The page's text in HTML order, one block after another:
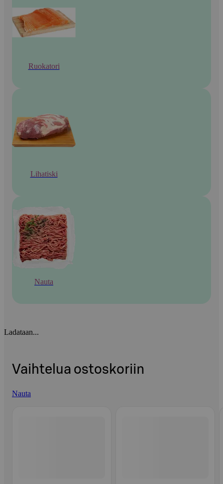
Ruokatori
Lihatiski
Nauta
Ladataan...
Vaihtelua ostoskoriin
Nauta